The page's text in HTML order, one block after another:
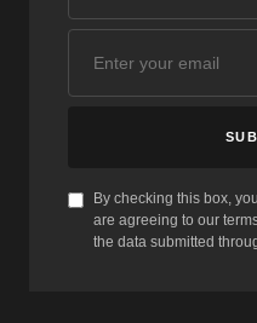
By checking this box,
are agreeing to our
the data submitted